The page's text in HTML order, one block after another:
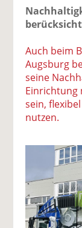
Auch beim
Augsburg
seine
Einrichtung
sein,
nutzen.